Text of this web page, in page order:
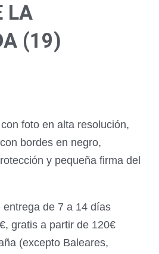
LA
(19)
foto en alta resolución,
bordes en negro,
y pequeña firma del
entrega de 7 a 14 días
gratis a partir de 120€
(excepto Baleares,